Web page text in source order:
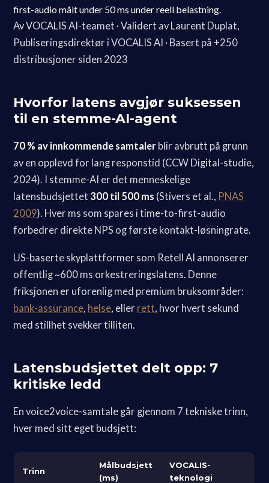
first-audio målt under 50 ms under reell belastning.
Av VOCALIS AI-teamet · Validert av Laurent Duplat,
Publiseringsdirektør i VOCALIS AI · Basert på +250
distribusjoner siden 2023
Hvorfor latens avgjør suksessen
til en stemme-AI-agent
70 % av innkommende samtaler blir avbrutt på grunn
av en opplevd for lang responstid (CCW Digital-studie,
2024). I stemme-AI er det menneskelige
latensbudsjettet 300 til 500 ms (Stivers et al., PNAS
2009). Hver ms som spares i time-to-first-audio
forbedrer direkte NPS og første kontakt-løsningrate.
US-baserte skyplattformer som Retell AI annonserer
offentlig ~600 ms orkestreringslatens. Denne
friksjonen er uforenlig med premium bruksområder:
bank-assurance, helse, eller rett, hvor hvert sekund
med stillhet svekker tilliten.
Latensbudsjettet delt opp: 7
kritiske ledd
En voice2voice-samtale går gjennom 7 tekniske trinn,
hver med sitt eget budsjett:
Trinn
Målbudsjett
(ms)
VOCALIS-
teknologi